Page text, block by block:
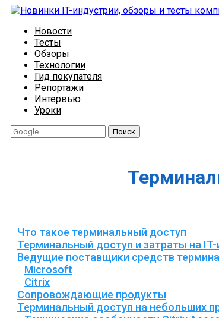
Новости
Тесты
Обзоры
Технологии
Гид покупателя
Репортажи
Интервью
Уроки
Поиск
Что такое терминальный доступ
Терминальный доступ и затраты на
Ведущие поставщики средств
Microsoft
Citrix
Сопровождающие продукты
Терминальный доступ на небольших